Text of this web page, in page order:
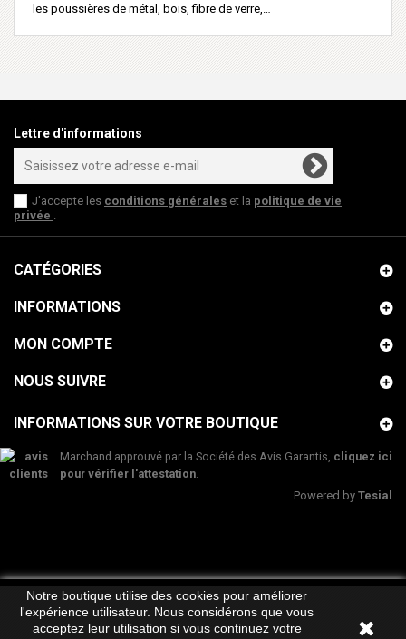
les poussières de métal, bois, fibre de verre,…
Lettre d'informations
J'accepte les conditions générales et la politique de vie
privée
CATÉGORIES
INFORMATIONS
MON COMPTE
NOUS SUIVRE
INFORMATIONS SUR VOTRE BOUTIQUE
Marchand approuvé par la Société des Avis Garantis, cliquez ici
pour vérifier l'attestation
Notre boutique utilise des cookies pour améliorer
l'expérience utilisateur. Nous considérons que vous
acceptez leur utilisation si vous continuez votre
Powered by Tesial